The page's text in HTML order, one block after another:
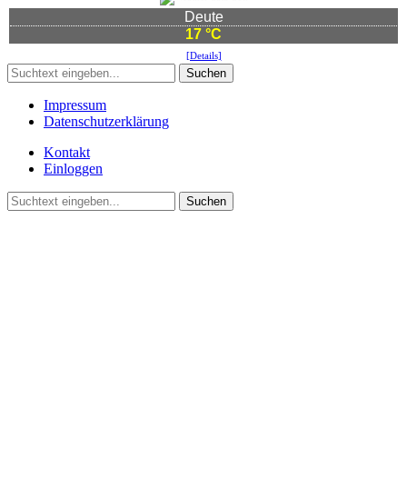
Deute
17 °C
[Details]
Suchen
Impressum
Datenschutzerklärung
Kontakt
Einloggen
Suchen